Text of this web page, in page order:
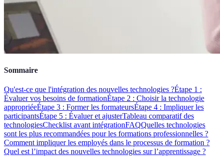
Sommaire
Qu'est-ce que l'intégration des nouvelles technologies ?Étape 1 :
Évaluer vos besoins de formationÉtape 2 : Choisir la technologie
appropriéeÉtape 3 : Former les formateursÉtape 4 : Impliquer les
participantsÉtape 5 : Évaluer et ajusterTableau comparatif des
technologiesChecklist avant intégrationFAQQuelles technologies
sont les plus recommandées pour les formations professionnelles ?
Comment impliquer les employés dans le processus de formation ?
Quel est l’impact des nouvelles technologies sur l’apprentissage ?